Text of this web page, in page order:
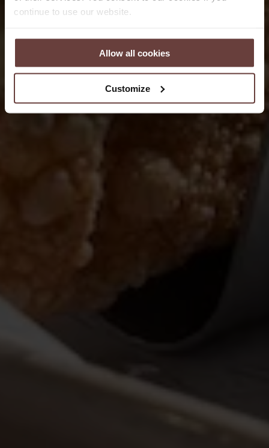
continue to use our website.
Allow all cookies
Customize